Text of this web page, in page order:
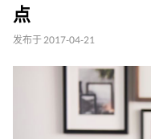
点
发布于 2017-04-21